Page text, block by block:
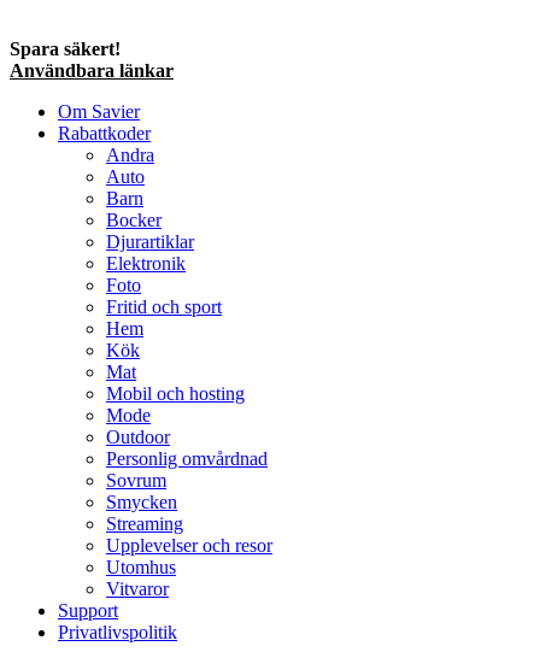
Spara säkert!
Användbara länkar
Om Savier
Rabattkoder
Andra
Auto
Barn
Bocker
Djurartiklar
Elektronik
Foto
Fritid och sport
Hem
Kök
Mat
Mobil och hosting
Mode
Outdoor
Personlig omvårdnad
Sovrum
Smycken
Streaming
Upplevelser och resor
Utomhus
Vitvaror
Support
Privatlivspolitik